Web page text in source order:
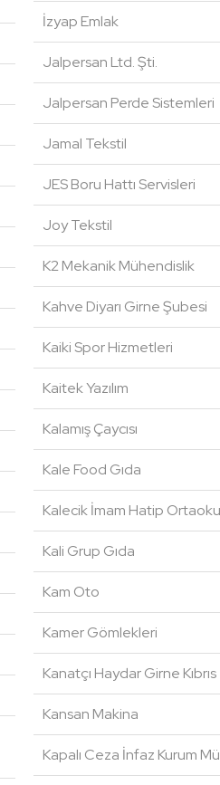
İzyap Emlak
Jalpersan Ltd. Şti.
Jalpersan Perde Sistemleri
Jamal Tekstil
JES Boru Hattı Servisleri
Joy Tekstil
K2 Mekanik Mühendislik
Kahve Diyarı Girne Şubesi
Kaiki Spor Hizmetleri
Kaitek Yazılım
Kalamış Çaycısı
Kale Food Gıda
Kalecik İmam Hatip
Kali Grup Gıda
Kam Oto
Kamer Gömlekleri
Kanatçı Haydar Girne Kıbrıs
Kansan Makina
Kapalı Ceza İnfaz Kurum